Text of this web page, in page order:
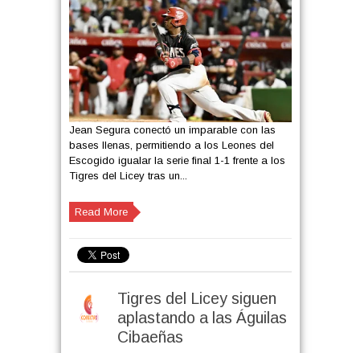
Jean Segura conectó un imparable con las
bases llenas, permitiendo a los Leones del
Escogido igualar la serie final 1-1 frente a los
Tigres del Licey tras un...
Read More
Tigres del Licey siguen
aplastando a las Águilas
Cibaeñas